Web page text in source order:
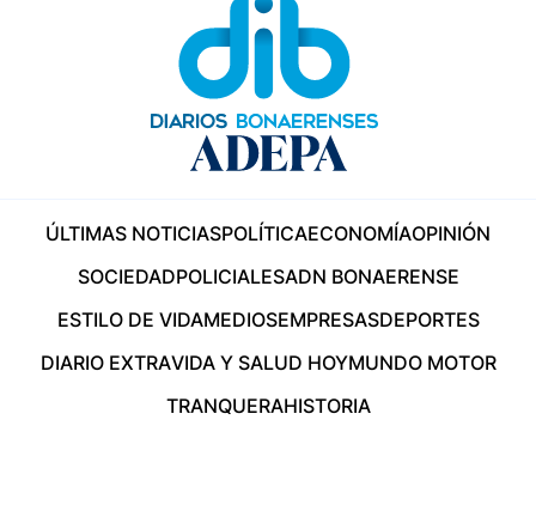
ÚLTIMAS NOTICIASPOLÍTICAECONOMÍAOPINIÓN
SOCIEDADPOLICIALESADN BONAERENSE
ESTILO DE VIDAMEDIOSEMPRESASDEPORTES
DIARIO EXTRAVIDA Y SALUD HOYMUNDO MOTOR
TRANQUERAHISTORIA